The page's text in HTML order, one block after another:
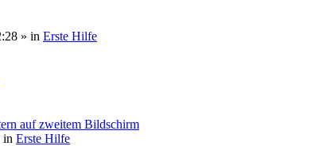
» in Erste Hilfe
auf zweitem Bildschirm
in Erste Hilfe